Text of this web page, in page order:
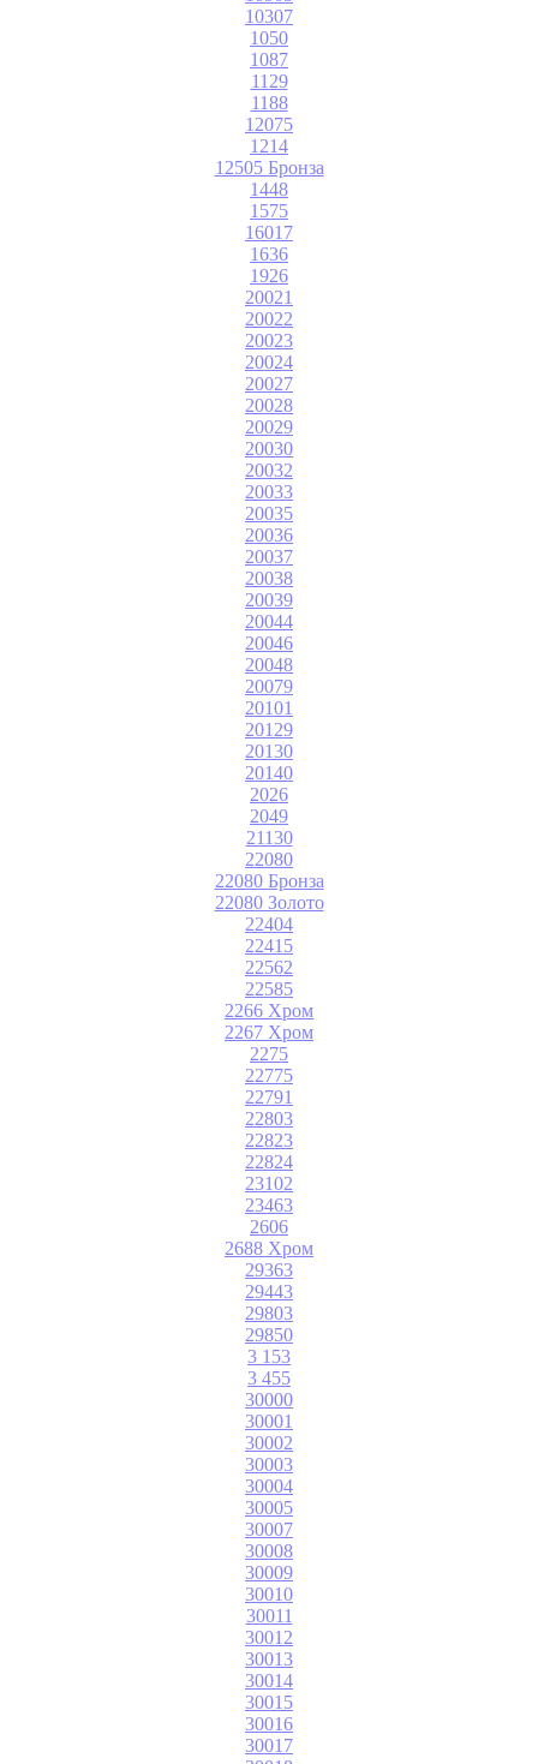
10307
1050
1087
1129
1188
12075
1214
12505 Бронза
1448
1575
16017
1636
1926
20021
20022
20023
20024
20027
20028
20029
20030
20032
20033
20035
20036
20037
20038
20039
20044
20046
20048
20079
20101
20129
20130
20140
2026
2049
21130
22080
22080 Бронза
22080 Золото
22404
22415
22562
22585
2266 Хром
2267 Хром
2275
22775
22791
22803
22823
22824
23102
23463
2606
2688 Хром
29363
29443
29803
29850
3 153
3 455
30000
30001
30002
30003
30004
30005
30007
30008
30009
30010
30011
30012
30013
30014
30015
30016
30017